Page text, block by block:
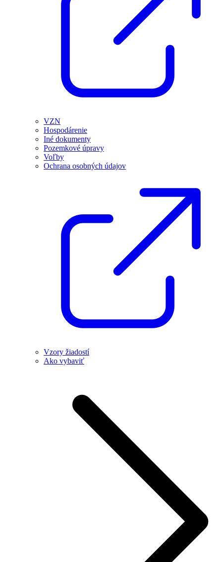
VZN
Hospodárenie
Iné dokumenty
Pozemkové úpravy
Voľby
Ochrana osobných údajov
Vzory žiadostí
Ako vybaviť